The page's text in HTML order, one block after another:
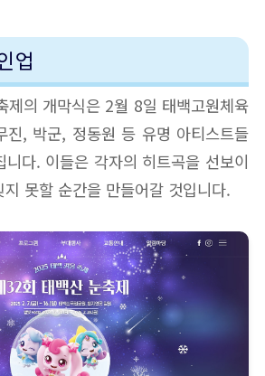
업
제의 개막식은 2월 8일 태백고원체육
진, 박군, 정동원 등 유명 아티스트들
다. 이들은 각자의 히트곡을 선보이
못할 순간을 만들어갈 것입니다.